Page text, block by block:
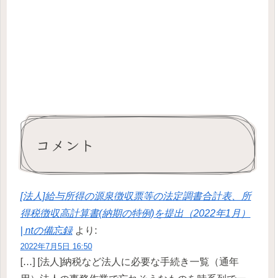
コメント
[法人]給与所得の源泉徴収票等の法定調書合計表、所
得税徴収高計算書(納期の特例)を提出（2022年1月）
| ntの備忘録 より:
2022年7月5日 16:50
[…] [法人]納税など法人に必要な手続き一覧（通年